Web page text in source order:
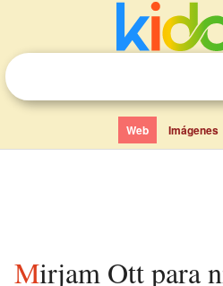
Web Imágenes
Mirjam Ott para